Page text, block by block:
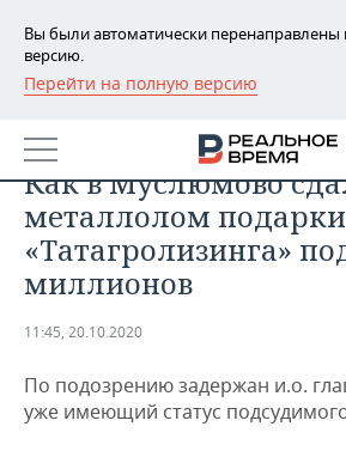
Вы были автоматически
версию.
Перейти на полную версию
РЕГИОНЫ
БАШКОРТОСТАН
ТАТАРСТАН
УДМУРТИЯ
НОВОСТИ
АНАЛИТИКА
НОВОСТИ АНАЛИТИКИ
ВУЗЫ ТАТАРСТАНА
ЭКОНОМИКА
БАНКИ
ПРОМЫШЛЕННОСТИ
НОВОСТИ НЕДВИЖИМОСТИ
АВТО
Как в Муслюмово
металлолом подарки
«Татагролизинга»
миллионов
11:45, 20.10.2020
По подозрению задержан и.о.
уже имеющий статус